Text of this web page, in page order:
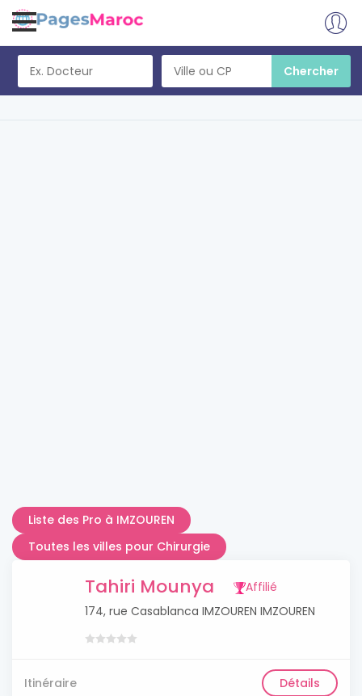
Liste des Pro à IMZOUREN
Toutes les villes pour Chirurgie
Tahiri Mounya
Affilié
174, rue Casablanca IMZOUREN IMZOUREN
Itinéraire Détails